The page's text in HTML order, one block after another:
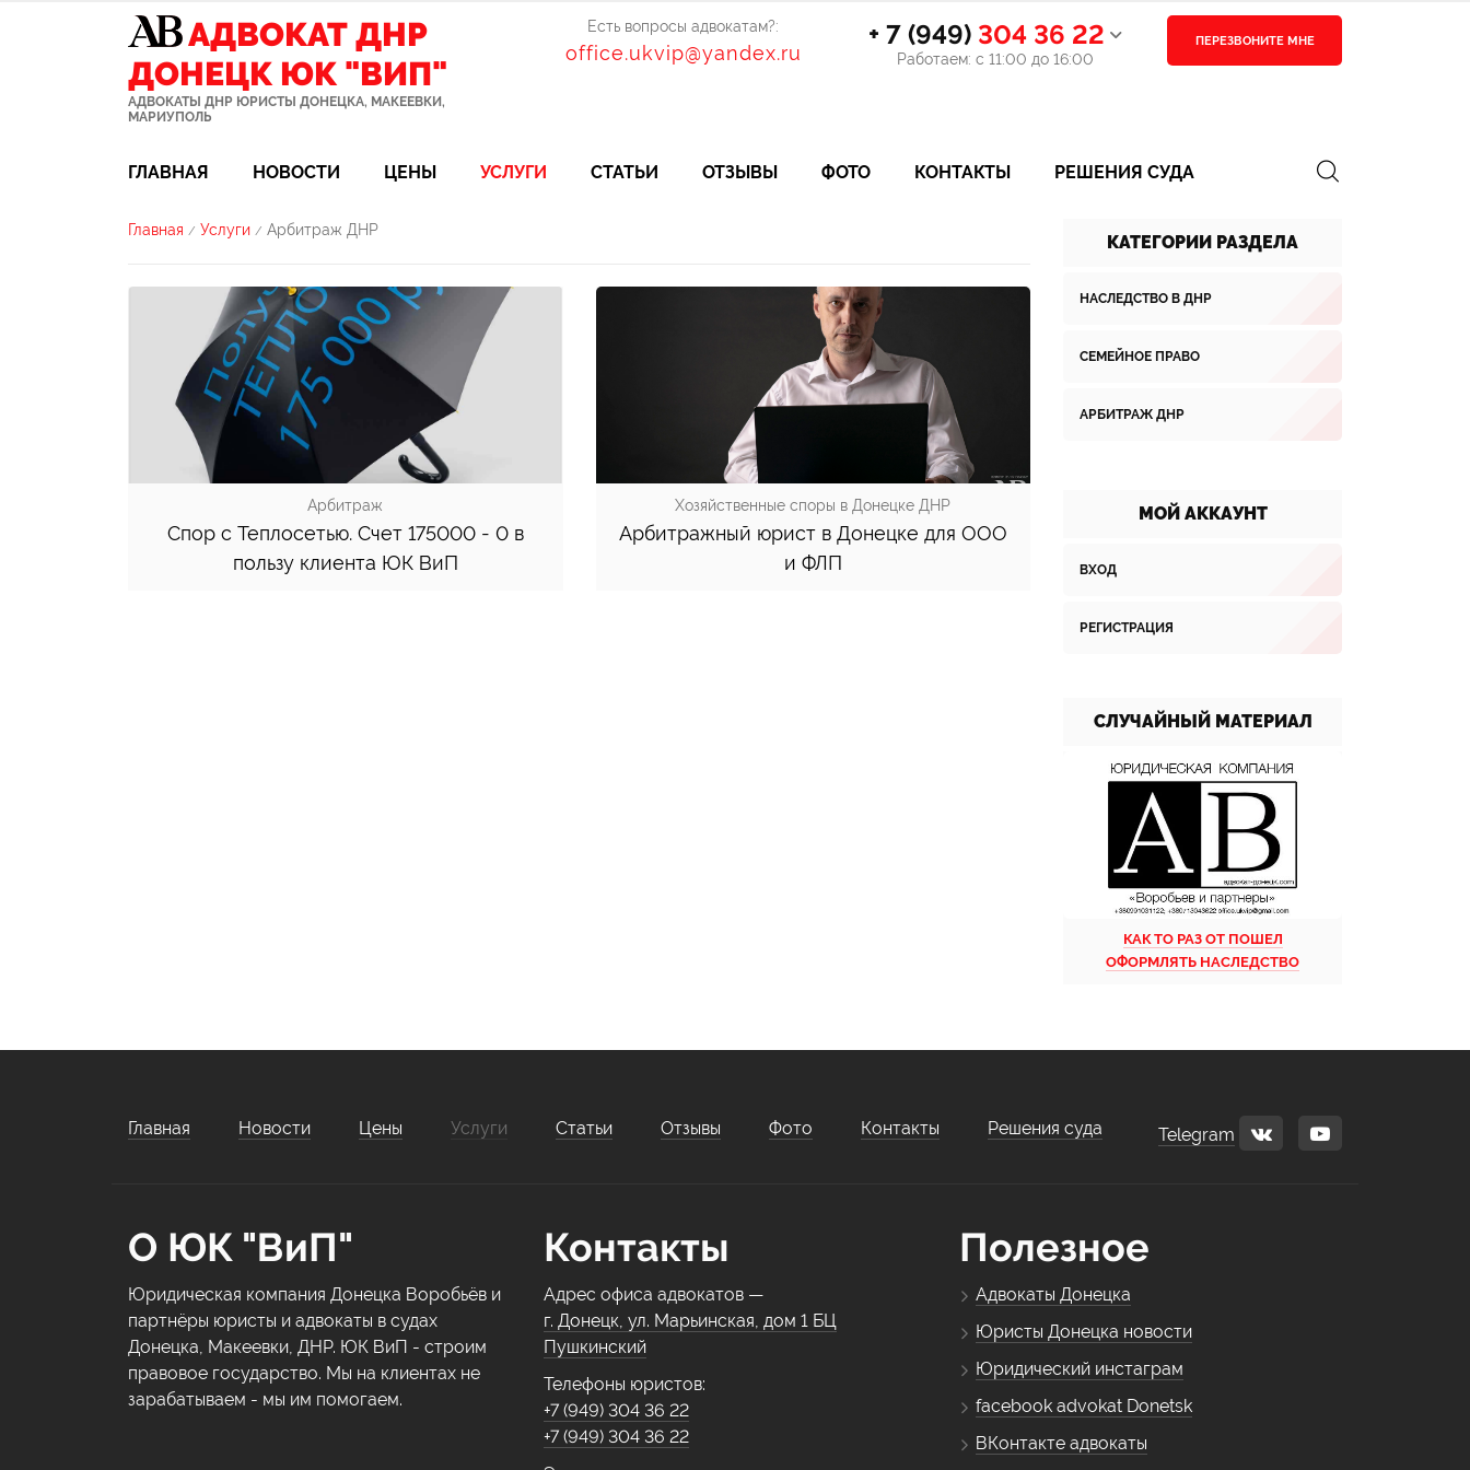
АДВОКАТ ДНР
ДОНЕЦК ЮК "ВИП"
АДВОКАТЫ ДНР ЮРИСТЫ ДОНЕЦКА, МАКЕЕВКИ,
МАРИУПОЛЬ
Есть вопросы адвокатам?:
office.ukvip@yandex.ru
+ 7 (949) 304 36 22
Работаем: с 11:00 до 16:00
ПЕРЕЗВОНИТЕ МНЕ
ГЛАВНАЯ НОВОСТИ ЦЕНЫ УСЛУГИ СТАТЬИ ОТЗЫВЫ ФОТО КОНТАКТЫ РЕШЕНИЯ СУДА
Главная / Услуги / Арбитраж ДНР
Арбитраж
Спор с Теплосетью. Счет 175000 - 0 в
пользу клиента ЮК ВиП
Хозяйственные споры в Донецке ДНР
Арбитражный юрист в Донецке для ООО
и ФЛП
КАТЕГОРИИ РАЗДЕЛА
НАСЛЕДСТВО В ДНР
СЕМЕЙНОЕ ПРАВО
АРБИТРАЖ ДНР
МОЙ АККАУНТ
ВХОД
РЕГИСТРАЦИЯ
СЛУЧАЙНЫЙ МАТЕРИАЛ
КАК ТО РАЗ ОТ ПОШЕЛ
ОФОРМЛЯТЬ НАСЛЕДСТВО
Главная Новости Цены Услуги Статьи Отзывы Фото Контакты Решения суда Telegram
О ЮК "ВиП"
Юридическая компания Донецка Воробьёв и
партнёры юристы и адвокаты в судах
Донецка, Макеевки, ДНР. ЮК ВиП - строим
правовое государство. Мы на клиентах не
зарабатываем - мы им помогаем.
Контакты
Адрес офиса адвокатов —
г. Донецк, ул. Марьинская, дом 1 БЦ
Пушкинский
Телефоны юристов:
+7 (949) 304 36 22
+7 (949) 304 36 22
Полезное
Адвокаты Донецка
Юристы Донецка новости
Юридический инстаграм
facebook advokat Donetsk
ВКонтакте адвокаты